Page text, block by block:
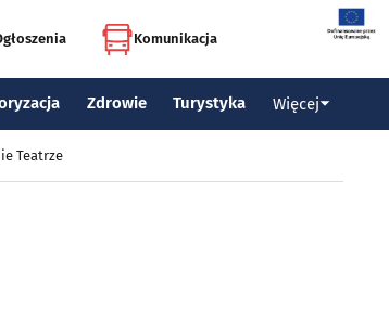
Komunikacja
Zdrowie Turystyka Więcej
Teatrze